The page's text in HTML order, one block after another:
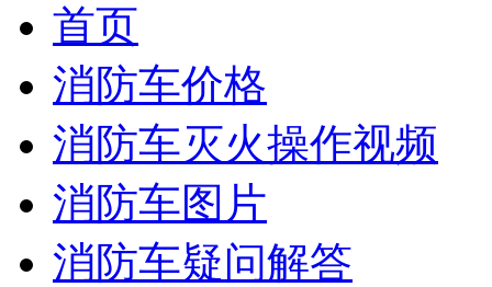
首页
消防车价格
消防车灭火操作视频
消防车图片
消防车疑问解答